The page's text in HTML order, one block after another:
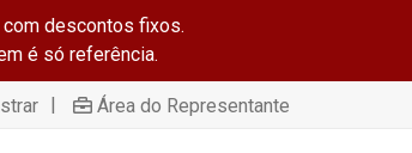
com descontos fixos.
é só referência.
| Área do Representante